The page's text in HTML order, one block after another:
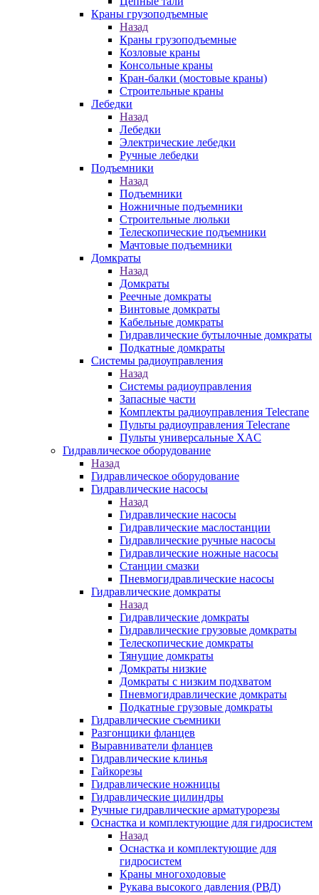
Краны грузоподъемные
Назад
Краны грузоподъемные
Козловые краны
Консольные краны
Кран-балки (мостовые краны)
Строительные краны
Лебедки
Назад
Лебедки
Электрические лебедки
Ручные лебедки
Подъемники
Назад
Подъемники
Ножничные подъемники
Строительные люльки
Телескопические подъемники
Мачтовые подъемники
Домкраты
Назад
Домкраты
Реечные домкраты
Винтовые домкраты
Кабельные домкраты
Гидравлические бутылочные домкраты
Подкатные домкраты
Системы радиоуправления
Назад
Системы радиоуправления
Запасные части
Комплекты радиоуправления Telecrane
Пульты радиоуправления Telecrane
Пульты универсальные XAC
Гидравлическое оборудование
Назад
Гидравлическое оборудование
Гидравлические насосы
Назад
Гидравлические насосы
Гидравлические маслостанции
Гидравлические ручные насосы
Гидравлические ножные насосы
Станции смазки
Пневмогидравлические насосы
Гидравлические домкраты
Назад
Гидравлические домкраты
Гидравлические грузовые домкраты
Телескопические домкраты
Тянущие домкраты
Домкраты низкие
Домкраты с низким подхватом
Пневмогидравлические домкраты
Подкатные грузовые домкраты
Гидравлические съемники
Разгонщики фланцев
Выравниватели фланцев
Гидравлические клинья
Гайкорезы
Гидравлические ножницы
Гидравлические цилиндры
Ручные гидравлические арматурорезы
Оснастка и комплектующие для гидросистем
Назад
Оснастка и комплектующие для
гидросистем
Краны многоходовые
Рукава высокого давления (РВД)